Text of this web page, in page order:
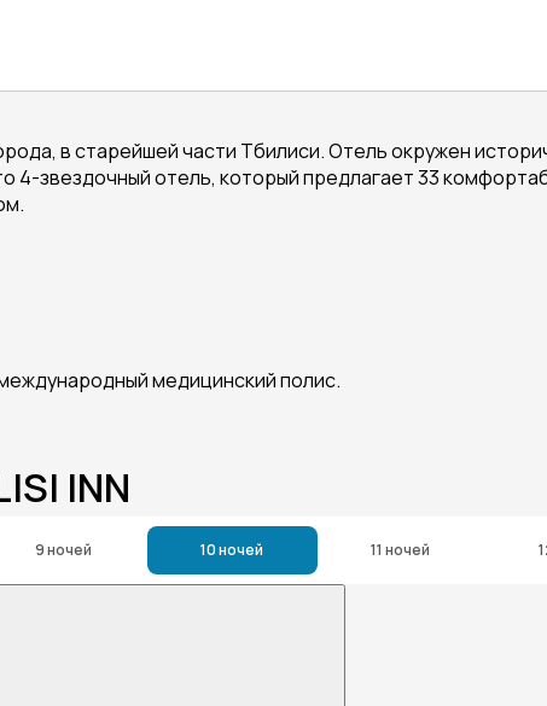
в старейшей части Тбилиси. Отель окружен
4-звездочный отель, который предлагает 33
медицинский полис.
INN
9 ночей 10 ночей 11 ночей